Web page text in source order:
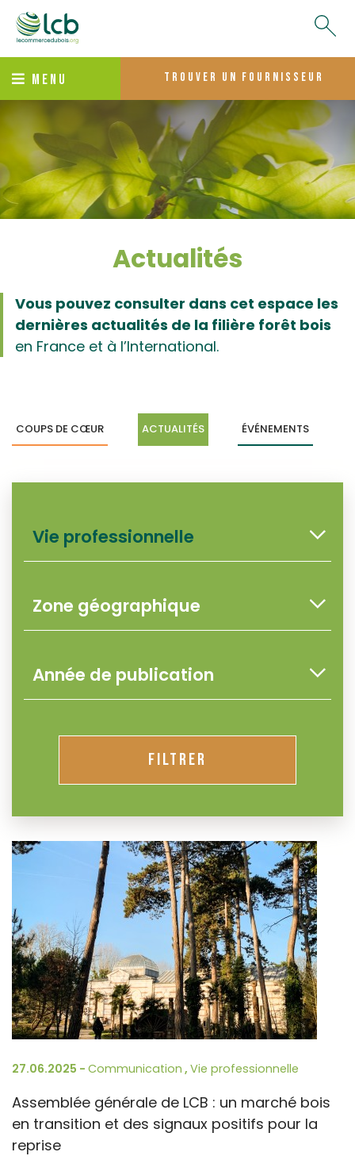
MENU trouver un fournisseur
Actualités
Vous pouvez consulter dans cet espace les
dernières actualités de la filière forêt bois
en France et à l’International.
COUPS DE CŒUR ACTUALITÉS ÉVÉNEMENTS
FILTRER
27.06.2025 - Communication , Vie professionnelle
Assemblée générale de LCB : un marché bois
en transition et des signaux positifs pour la
reprise